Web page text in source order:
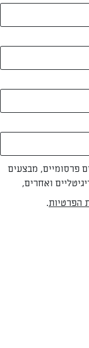
שירן אמבום
פרסומיים, מבצעים
ואחרים,
הפרטיות.